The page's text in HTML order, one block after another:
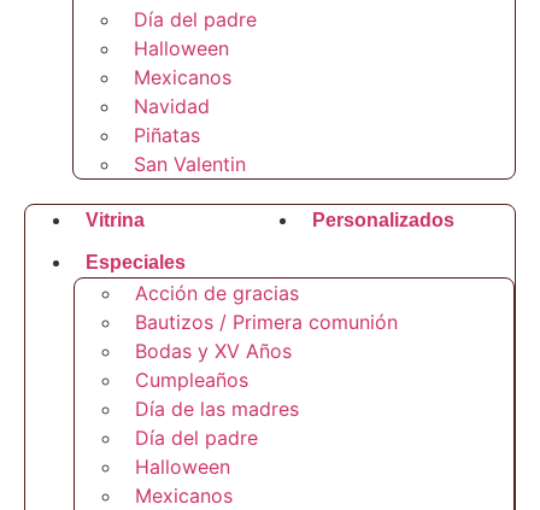
Día del padre
Halloween
Mexicanos
Navidad
Piñatas
San Valentin
Vitrina Personalizados
Especiales
Acción de gracias
Bautizos / Primera comunión
Bodas y XV Años
Cumpleaños
Día de las madres
Día del padre
Halloween
Mexicanos